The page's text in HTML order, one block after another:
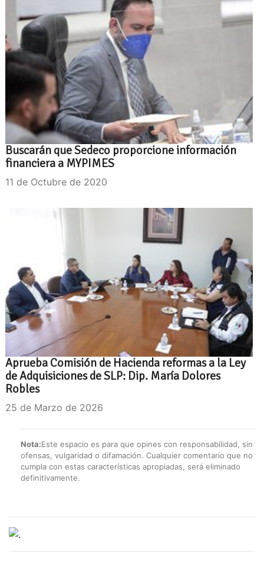
Buscarán que Sedeco proporcione información
financiera a MYPIMES
11 de Octubre de 2020
Aprueba Comisión de Hacienda reformas a la Ley
de Adquisiciones de SLP: Dip. María Dolores
Robles
25 de Marzo de 2026
Nota:Este espacio es para que opines con responsabilidad, sin
ofensas, vulgaridad o difamación. Cualquier comentario que no
cumpla con estas características apropiadas, será eliminado
definitivamente.